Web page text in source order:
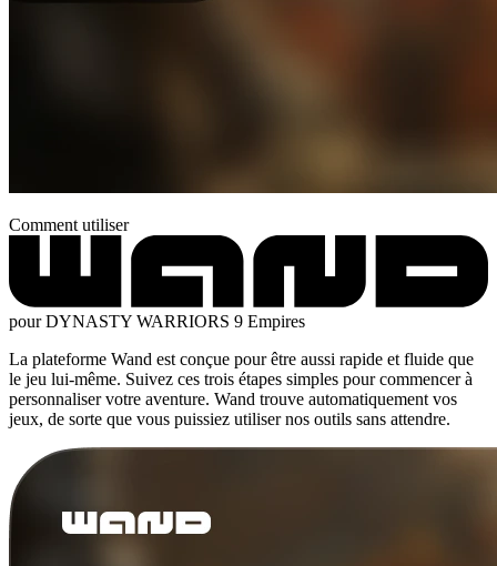
Comment utiliser
pour DYNASTY WARRIORS 9 Empires
La plateforme Wand est conçue pour être aussi rapide et fluide que
le jeu lui-même. Suivez ces trois étapes simples pour commencer à
personnaliser votre aventure. Wand trouve automatiquement vos
jeux, de sorte que vous puissiez utiliser nos outils sans attendre.